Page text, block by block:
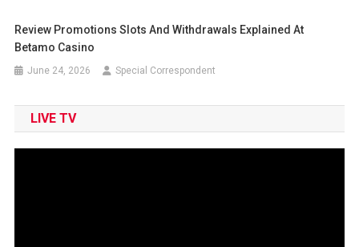
Review Promotions Slots And Withdrawals Explained At
Betamo Casino
June 24, 2026 Special Correspondent
LIVE TV